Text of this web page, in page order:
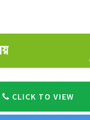
CLICK TO VIEW